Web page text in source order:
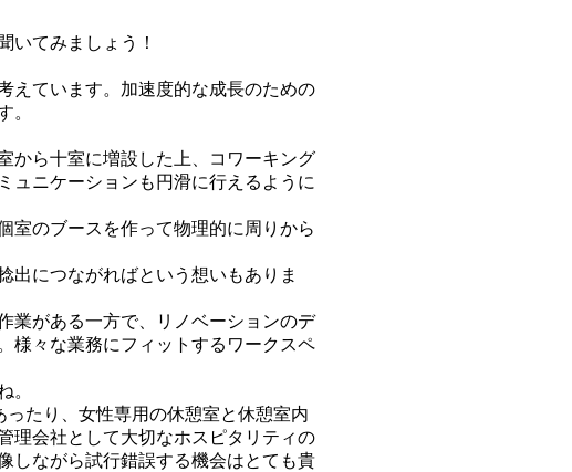
いてみましょう！
えています。加速度的な成長のための
。
から十室に増設した上、コワーキング
ュニケーションも円滑に行えるように
室のブースを作って物理的に周りから
出につながればという想いもありま
業がある一方で、リノベーションのデ
様々な業務にフィットするワークスペ
。
たり、女性専用の休憩室と休憩室内
理会社として大切なホスピタリティの
しながら試行錯誤する機会はとても貴